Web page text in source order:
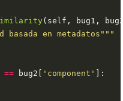
en metadatos"""
== bug2[ 'component'